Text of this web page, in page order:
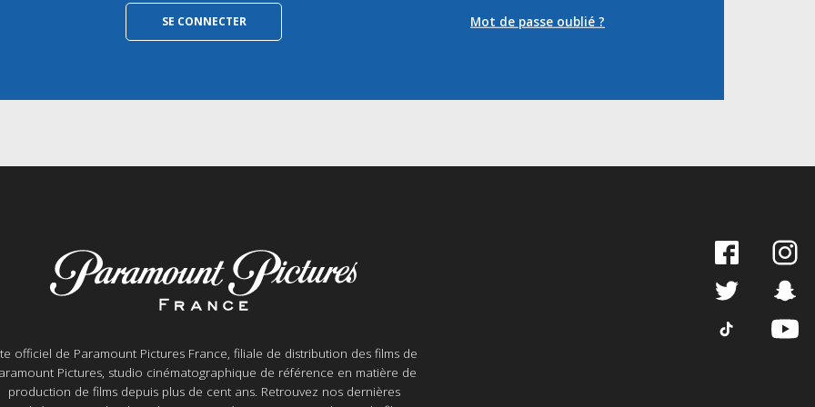
Mot de passe oublié ?
officiel de Paramount Pictures France, filiale de distribution des films de
Pictures, studio cinématographique de référence en matière de
production de films depuis plus de cent ans. Retrouvez nos dernières